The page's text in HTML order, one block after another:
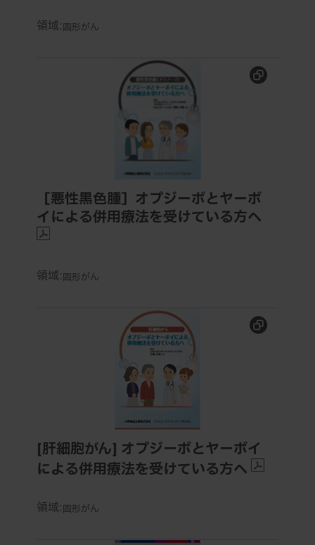
領域:固形がん
［悪性黒色腫］オプジーボとヤーボイによる併用療法
［悪性黒色腫］オプジーボとヤーボ
イによる併用療法を受けている方へ
領域:固形がん
[肝細胞がん] オプジーボとヤーボイによる併用療法を
[肝細胞がん] オプジーボとヤーボイ
による併用療法を受けている方へ
領域:固形がん